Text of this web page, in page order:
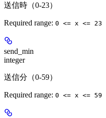
送信時（0-23）
Required range: 0 <= x <= 23
send_min
integer
送信分（0-59）
Required range: 0 <= x <= 59